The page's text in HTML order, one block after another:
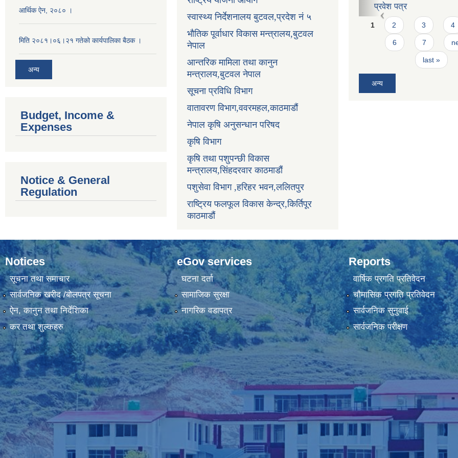
आर्थिक ऐन, २०८० ।
मिति २०८१।०६।२१ गतेको कार्यपालिका बैठक ।
अन्य
Budget, Income &
Expenses
Notice & General
Regulation
स्वास्थ्य निर्देशनालय बुटवल,प्रदेश नं ५
भौतिक पूर्वाधार विकास मन्त्रालय,बुटवल
नेपाल
आन्तरिक मामिला तथा कानुन
मन्त्रालय,बुटवल नेपाल
सूचना प्रविधि विभाग
वातावरण विभाग,ववरमहल,काठमाडौं
नेपाल कृषि अनुसन्धान परिषद
कृषि विभाग
कृषि तथा पशुपन्छी विकास
मन्त्रालय,सिंहदरवार काठमाडौं
पशुसेवा विभाग ,हरिहर भवन,ललितपुर
राष्ट्रिय फलफूल विकास केन्द्र,किर्तिपूर
काठमाडौं
करार सेवाको लागि दरखास्त
Pages
1 2 3 4
6 7
last »
अन्य
Notices
सूचना तथा समाचार
सार्वजनिक खरीद /बोलपत्र सूचना
ऐन, कानुन तथा निर्देशिका
कर तथा शुल्कहरु
eGov services
घटना दर्ता
सामाजिक सुरक्षा
नागरिक वडापत्र
Reports
वार्षिक प्रगति प्रतिवेदन
चौमासिक प्रगति प्रतिवेदन
सार्वजनिक सुनुवाई
सार्वजनिक परीक्षण